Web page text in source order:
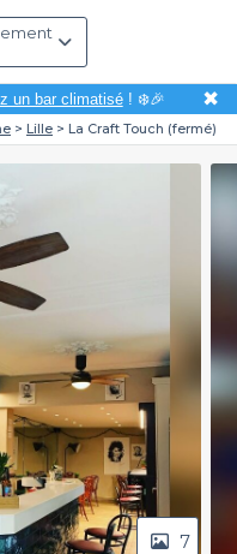
un bar climatisé! ❄️🎉 ✖
Lille La Craft Touch (fermé)
7